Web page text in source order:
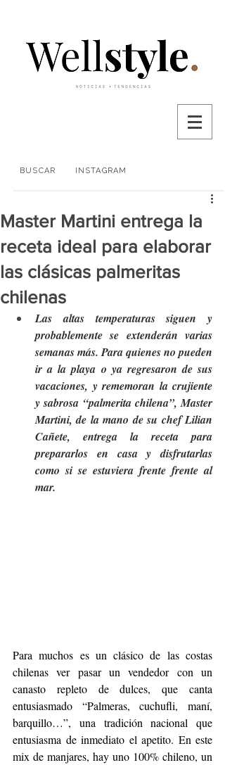
BUSCAR INSTAGRAM
Master Martini entrega la
receta ideal para elaborar
las clásicas palmeritas
chilenas
Las altas temperaturas siguen y
probablemente se extenderán varias
semanas más. Para quienes no pueden
ir a la playa o ya regresaron de sus
vacaciones, y rememoran la crujiente
y sabrosa “palmerita chilena”, Master
Martini, de la mano de su chef Lilian
Cañete, entrega la receta para
prepararlos en casa y disfrutarlas
como si se estuviera frente frente al
mar.
Para muchos es un clásico de las costas
chilenas ver pasar un vendedor con un
canasto repleto de dulces, que canta
entusiasmado “Palmeras, cuchufli, maní,
barquillo…”, una tradición nacional que
entusiasma de inmediato el apetito. En este
mix de manjares, hay uno 100% chileno, un